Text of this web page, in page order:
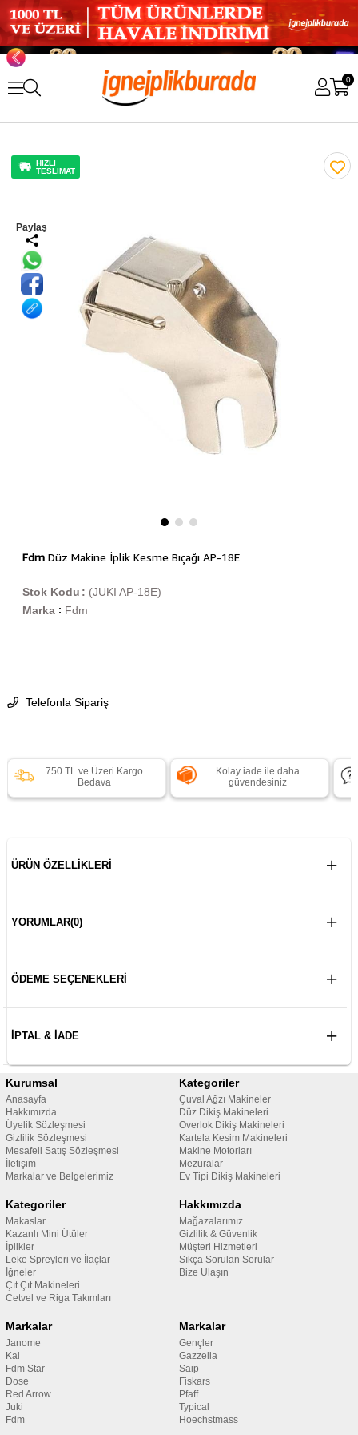
0
HIZLI
TESLİMAT
Paylaş
FdmDüz Makine İplik Kesme Bıçağı AP-18E
(JUKI AP-18E)
Stok Kodu
Marka : Fdm
Telefonla Sipariş
750 TL ve Üzeri Kargo
Bedava
Kolay iade ile daha
güvendesiniz
ÜRÜN ÖZELLIKLERI
YORUMLAR(0)
ÖDEME SEÇENEKLERI
İPTAL & İADE
Kurumsal
Anasayfa
Hakkımızda
Üyelik Sözleşmesi
Gizlilik Sözleşmesi
Mesafeli Satış Sözleşmesi
İletişim
Markalar ve Belgelerimiz
Kategoriler
Çuval Ağzı Makineler
Düz Dikiş Makineleri
Overlok Dikiş Makineleri
Kartela Kesim Makineleri
Makine Motorları
Mezuralar
Ev Tipi Dikiş Makineleri
Kategoriler
Makaslar
Kazanlı Mini Ütüler
İplikler
Leke Spreyleri ve İlaçlar
İğneler
Çıt Çıt Makineleri
Cetvel ve Riga Takımları
Hakkımızda
Mağazalarımız
Gizlilik & Güvenlik
Müşteri Hizmetleri
Sıkça Sorulan Sorular
Bize Ulaşın
Markalar
Janome
Kai
Fdm Star
Dose
Red Arrow
Juki
Fdm
Markalar
Gençler
Gazzella
Saip
Fiskars
Pfaff
Typical
Hoechstmass